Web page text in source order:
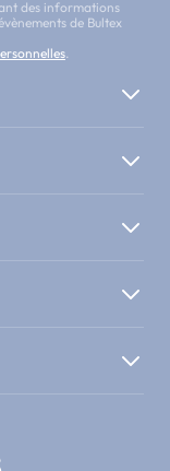
des informations
de Bultex
.